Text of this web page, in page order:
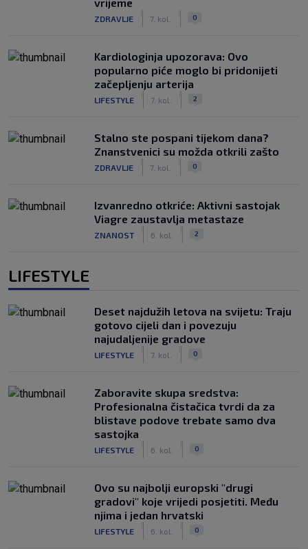
ZDRAVLJE 7. kol. 0
Kardiologinja upozorava: Ovo
popularno piće moglo bi pridonijeti
začepljenju arterija
LIFESTYLE 7. kol. 2
Stalno ste pospani tijekom dana?
Znanstvenici su možda otkrili zašto
ZDRAVLJE 7. kol. 0
Izvanredno otkriće: Aktivni sastojak
Viagre zaustavlja metastaze
ZNANOST 6. kol. 2
LIFESTYLE
Deset najdužih letova na svijetu: Traju
gotovo cijeli dan i povezuju
najudaljenije gradove
LIFESTYLE 7. kol. 0
Zaboravite skupa sredstva:
Profesionalna čistačica tvrdi da za
blistave podove trebate samo dva
sastojka
LIFESTYLE 6. kol. 0
Ovo su najbolji europski "drugi
gradovi" koje vrijedi posjetiti. Među
njima i jedan hrvatski
LIFESTYLE 6. kol. 0